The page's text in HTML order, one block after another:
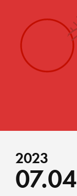
2023
07.04